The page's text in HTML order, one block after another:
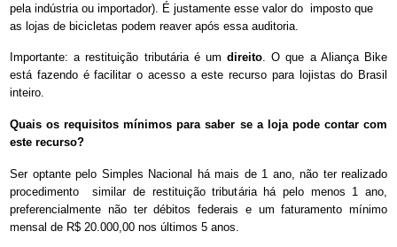
pela indústria ou importador). É justamente esse valor do imposto que
as lojas de bicicletas podem reaver após essa auditoria.
Importante: a restituição tributária é umdireito. O que a Aliança Bike
está fazendo é facilitar o acesso a este recurso para lojistas do Brasil
inteiro.
Quais os requisitos mínimos para saber se a loja pode contar com
este recurso?
Ser optante pelo Simples Nacional há mais de 1 ano, não ter realizado
procedimento similar de restituição tributária há pelo menos 1 ano,
preferencialmente não ter débitos federais e um faturamento mínimo
mensal de R$ 20.000,00 nos últimos 5 anos.